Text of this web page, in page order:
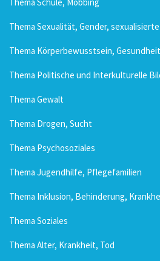
Thema Sexualität, Gender,
Thema Körperbewusstsein, Gesundheit
Thema Politische und Interkulturelle
Thema Gewalt
Thema Drogen, Sucht
Thema Psychosoziales
Thema Jugendhilfe, Pflegefamilien
Thema Inklusion, Behinderung,
Thema Soziales
Thema Alter, Krankheit, Tod